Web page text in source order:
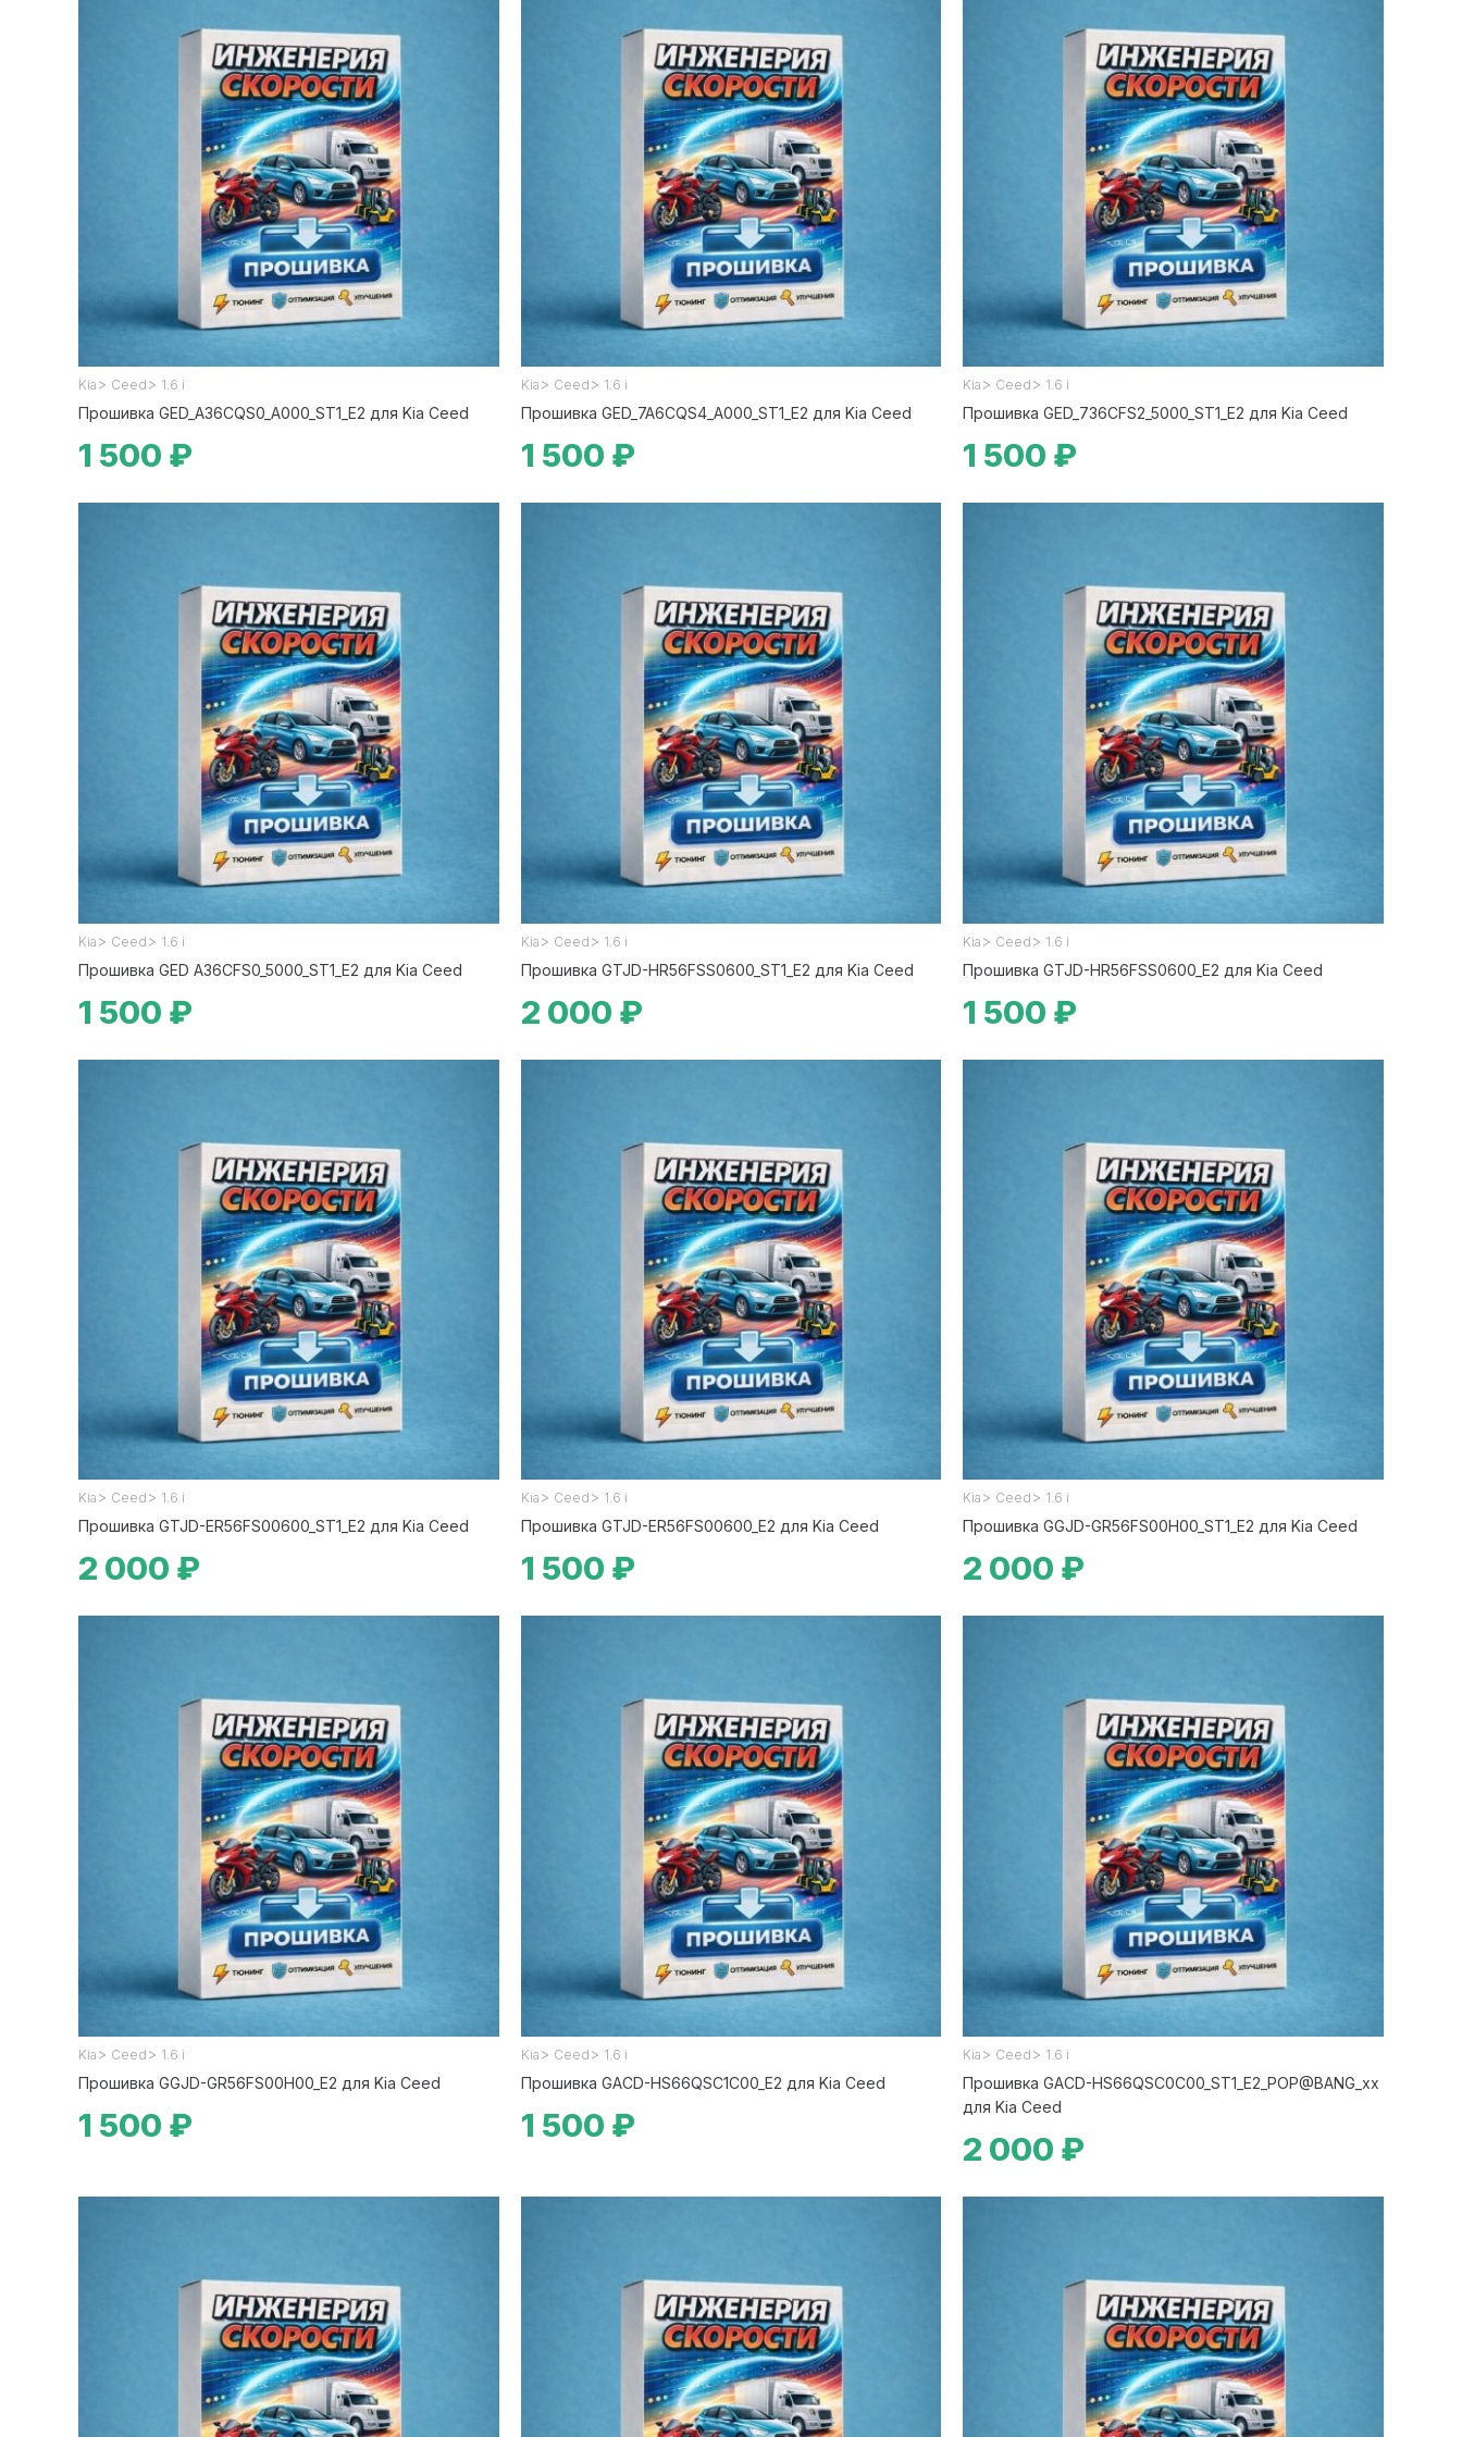
Kia > Ceed > 1.6 i
Прошивка GED_A36CQS0_A000_ST1_E2 для Kia Ceed
1 500 ₽
Kia > Ceed > 1.6 i
Прошивка GED_7A6CQS4_A000_ST1_E2 для Kia Ceed
1 500 ₽
Kia > Ceed > 1.6 i
Прошивка GED_736CFS2_5000_ST1_E2 для Kia Ceed
1 500 ₽
Kia > Ceed > 1.6 i
Прошивка GED A36CFS0_5000_ST1_E2 для Kia Ceed
1 500 ₽
Kia > Ceed > 1.6 i
Прошивка GTJD-HR56FSS0600_ST1_E2 для Kia Ceed
2 000 ₽
Kia > Ceed > 1.6 i
Прошивка GTJD-HR56FSS0600_E2 для Kia Ceed
1 500 ₽
Kia > Ceed > 1.6 i
Прошивка GTJD-ER56FS00600_ST1_E2 для Kia Ceed
2 000 ₽
Kia > Ceed > 1.6 i
Прошивка GTJD-ER56FS00600_E2 для Kia Ceed
1 500 ₽
Kia > Ceed > 1.6 i
Прошивка GGJD-GR56FS00H00_ST1_E2 для Kia Ceed
2 000 ₽
Kia > Ceed > 1.6 i
Прошивка GGJD-GR56FS00H00_E2 для Kia Ceed
1 500 ₽
Kia > Ceed > 1.6 i
Прошивка GACD-HS66QSC1C00_E2 для Kia Ceed
1 500 ₽
Kia > Ceed > 1.6 i
Прошивка GACD-HS66QSC0C00_ST1_E2_POP@BANG_xx
для Kia Ceed
2 000 ₽